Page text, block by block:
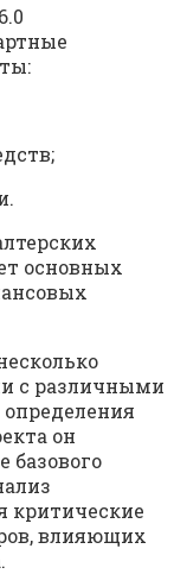
основных
с различными
он
базового
критические
влияющих